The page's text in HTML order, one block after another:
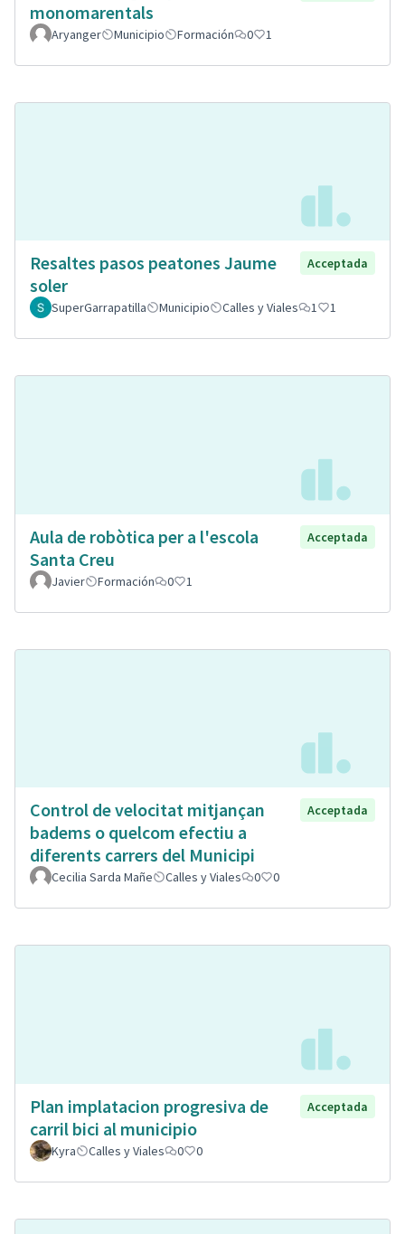
monomarentals
Aryanger Municipio Formación 0 1
Resaltes pasos peatones Jaume
soler
Acceptada
SuperGarrapatilla Municipio Calles y Viales 1 1
Aula de robòtica per a l'escola
Santa Creu
Acceptada
Javier Formación 0 1
Control de velocitat mitjançan
badems o quelcom efectiu a
diferents carrers del Municipi
Acceptada
Cecilia Sarda Mañe Calles y Viales 0 0
Plan implatacion progresiva de
carril bici al municipio
Acceptada
Kyra Calles y Viales 0 0